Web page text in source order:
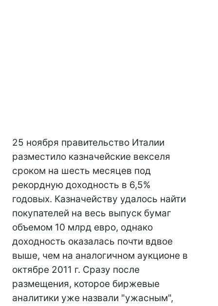
25 ноября правительство Италии
разместило казначейские векселя
сроком на шесть месяцев под
рекордную доходность в 6,5%
годовых. Казначейству удалось найти
покупателей на весь выпуск бумаг
объемом 10 млрд евро, однако
доходность оказалась почти вдвое
выше, чем на аналогичном аукционе в
октябре 2011 г. Сразу после
размещения, которое биржевые
аналитики уже назвали "ужасным",